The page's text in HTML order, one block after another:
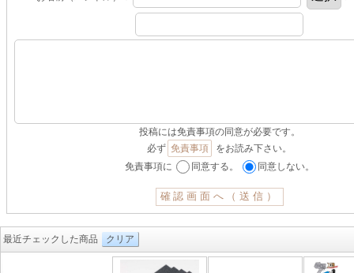
投稿には免責事項の同意が必要です。
必ず 免責事項
をお読み下さい。
免責事項に
同意する。 同意しない。
最近チェックした商品 クリア